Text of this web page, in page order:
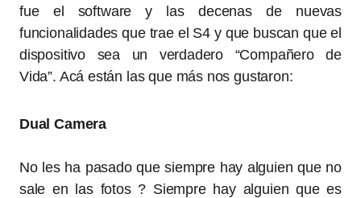
fue el software y las decenas de nuevas
funcionalidades que trae el S4 y que buscan que el
dispositivo sea un verdadero “Compañero de
Vida”. Acá están las que más nos gustaron:
Dual Camera
No les ha pasado que siempre hay alguien que no
sale en las fotos ? Siempre hay alguien que es